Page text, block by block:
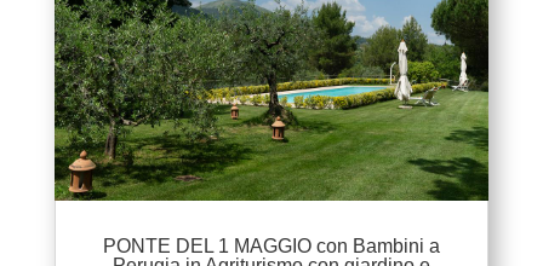
PONTE DEL 1 MAGGIO con Bambini a